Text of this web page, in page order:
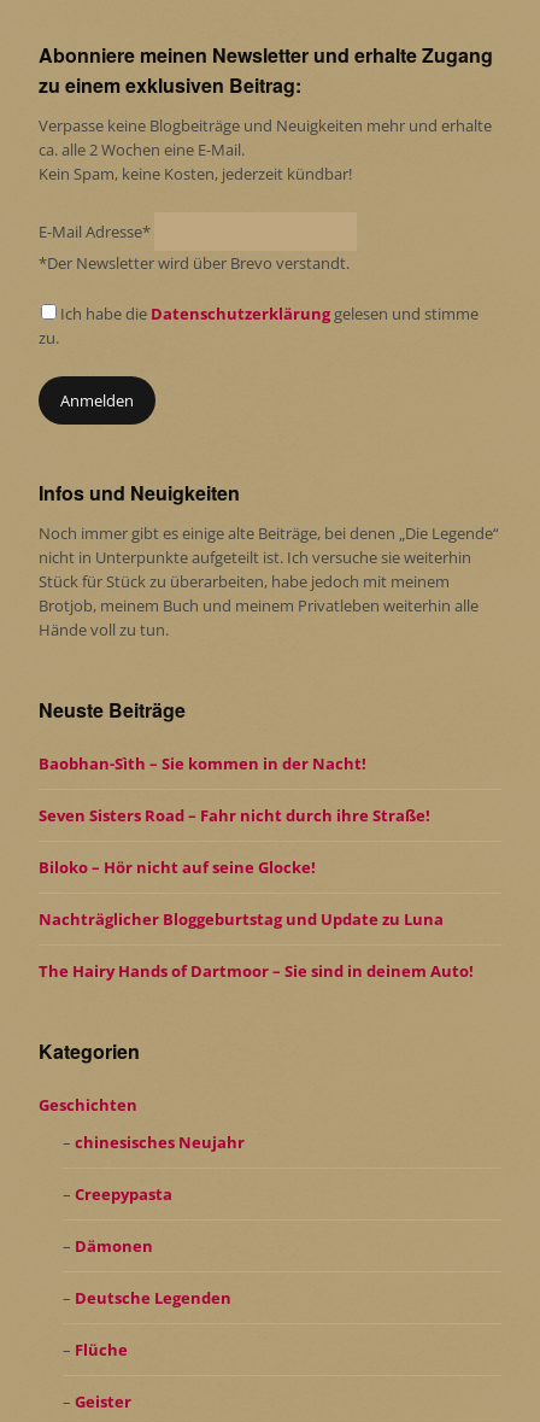
Abonniere meinen Newsletter und erhalte Zugang
zu einem exklusiven Beitrag:
Verpasse keine Blogbeiträge und Neuigkeiten mehr und erhalte
ca. alle 2 Wochen eine E-Mail.
Kein Spam, keine Kosten, jederzeit kündbar!
E-Mail Adresse*
*Der Newsletter wird über Brevo verstandt.
Ich habe die Datenschutzerklärunggelesen und stimme
zu.
Infos und Neuigkeiten
Noch immer gibt es einige alte Beiträge, bei denen „Die Legende“
nicht in Unterpunkte aufgeteilt ist. Ich versuche sie weiterhin
Stück für Stück zu überarbeiten, habe jedoch mit meinem
Brotjob, meinem Buch und meinem Privatleben weiterhin alle
Hände voll zu tun.
Neuste Beiträge
Baobhan-Sìth – Sie kommen in der Nacht!
Seven Sisters Road – Fahr nicht durch ihre Straße!
Biloko – Hör nicht auf seine Glocke!
Nachträglicher Bloggeburtstag und Update zu Luna
The Hairy Hands of Dartmoor – Sie sind in deinem Auto!
Kategorien
Geschichten
chinesisches Neujahr
Creepypasta
Dämonen
Deutsche Legenden
Flüche
Geister